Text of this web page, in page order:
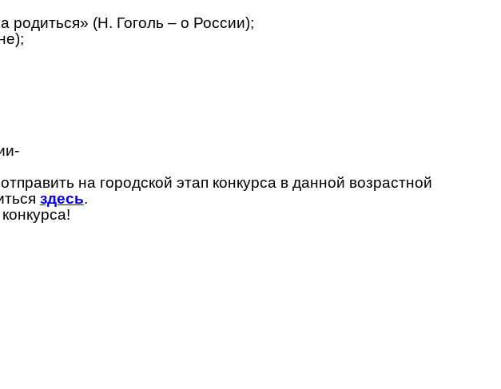
родиться» (Н. Гоголь – о России);
на городской этап конкурса в данной возрастной
здесь.